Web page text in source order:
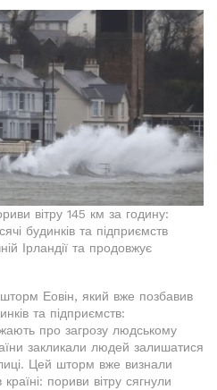
вітру 145 км за годину:
будинків та підприємств
Ірландії та продовжує
шторм Еовін, який вже позбавив
та підприємств:
про загрозу людському
закликали людей залишатися
Цей шторм вже визнали
пориви вітру сягнули